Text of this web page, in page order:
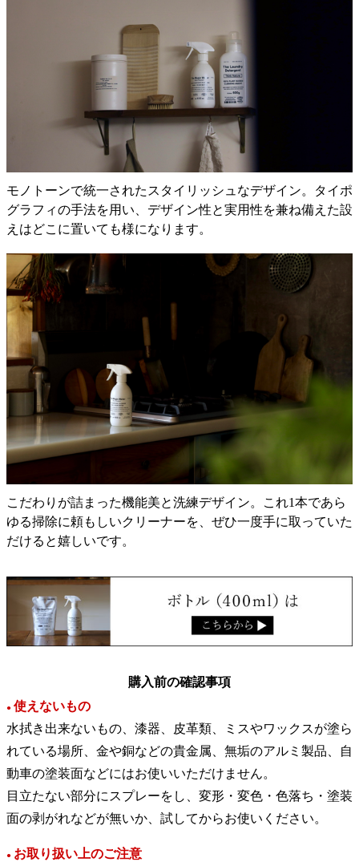
モノトーンで統一されたスタイリッシュなデザイン。タイポ
グラフィの手法を用い、デザイン性と実用性を兼ね備えた設
えはどこに置いても様になります。
こだわりが詰まった機能美と洗練デザイン。これ1本であら
ゆる掃除に頼もしいクリーナーを、ぜひ一度手に取っていた
だけると嬉しいです。
購入前の確認事項
● 使えないもの
水拭き出来ないもの、漆器、皮革類、ミスやワックスが塗ら
れている場所、金や銅などの貴金属、無垢のアルミ製品、自
動車の塗装面などにはお使いいただけません。
目立たない部分にスプレーをし、変形・変色・色落ち・塗装
面の剥がれなどが無いか、試してからお使いください。
● お取り扱い上のご注意